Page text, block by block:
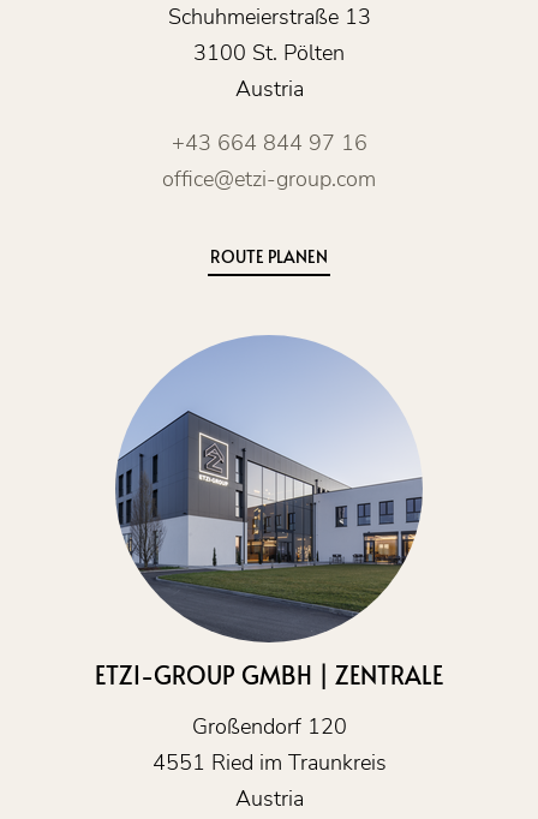
Schuhmeierstraße 13
3100 St. Pölten
Austria
+43 664 844 97 16
office@etzi-group.com
ROUTE PLANEN
ETZI-GROUP GMBH | ZENTRALE
Großendorf 120
4551 Ried im Traunkreis
Austria